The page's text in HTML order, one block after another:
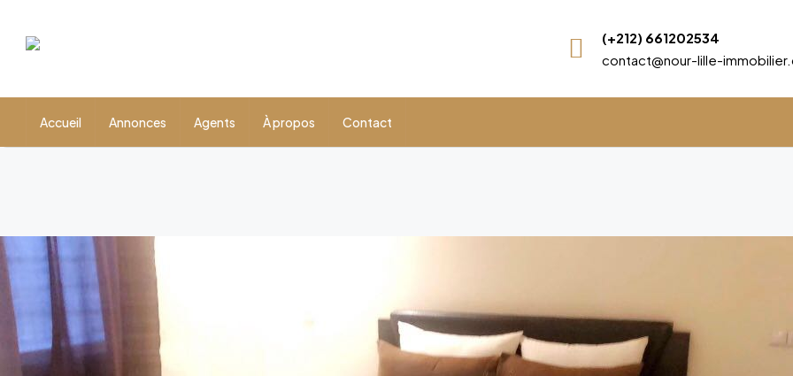
(+212) 661202534
contact@nour-lille-
Accueil Annonces Agents À propos Contact